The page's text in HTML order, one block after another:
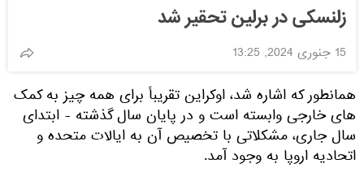
زلنسکی در برلین تحقیر شد
15 جنوری 2024, 13:25
همانطور که اشاره شد، اوکراین تقریباً برای همه چیز به کمک
های خارجی وابسته است و در پایان سال گذشته - ابتدای
سال جاری، مشکلاتی با تخصیص آن به ایالات متحده و
اتحادیه اروپا به وجود آمد.